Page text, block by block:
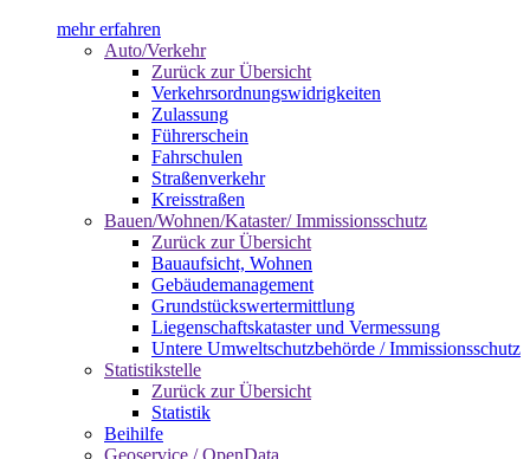
mehr erfahren
Auto/Verkehr
Zurück zur Übersicht
Verkehrsordnungswidrigkeiten
Zulassung
Führerschein
Fahrschulen
Straßenverkehr
Kreisstraßen
Bauen/Wohnen/Kataster/ Immissionsschutz
Zurück zur Übersicht
Bauaufsicht, Wohnen
Gebäudemanagement
Grundstückswertermittlung
Liegenschaftskataster und Vermessung
Untere Umweltschutzbehörde / Immissionsschutz
Statistikstelle
Zurück zur Übersicht
Statistik
Beihilfe
Geoservice / OpenData